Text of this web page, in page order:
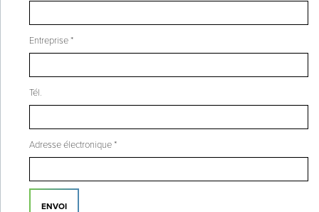
Entreprise *
Tél.
Adresse électronique *
ENVOI